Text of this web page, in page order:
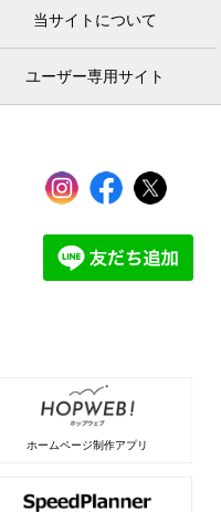
当サイトについて
ユーザー専用サイト
ホームページ制作アプリ